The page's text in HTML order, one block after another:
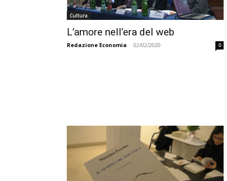
Cultura
L’amore nell’era del web
Redazione Economia - 02/02/2020 0